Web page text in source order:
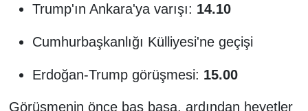
Trump'ın Ankara'ya varışı: 14.10
Cumhurbaşkanlığı Külliyesi'ne geçişi
Erdoğan-Trump görüşmesi: 15.00
Görüşmenin önce baş başa, ardından heyetler